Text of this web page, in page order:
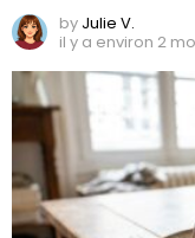
by Julie V.
il y a environ 2